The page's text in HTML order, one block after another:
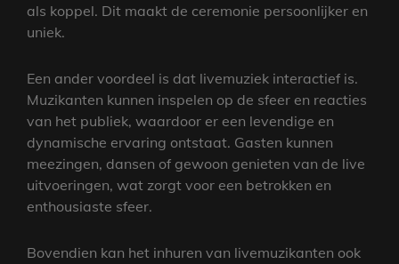
als koppel. Dit maakt de ceremonie persoonlijker en
uniek.
Een ander voordeel is dat livemuziek interactief is.
Muzikanten kunnen inspelen op de sfeer en reacties
van het publiek, waardoor er een levendige en
dynamische ervaring ontstaat. Gasten kunnen
meezingen, dansen of gewoon genieten van de live
uitvoeringen, wat zorgt voor een betrokken en
enthousiaste sfeer.
Bovendien kan het inhuren van livemuzikanten ook